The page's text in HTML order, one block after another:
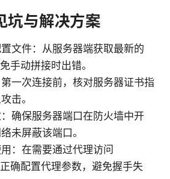
坑与解决方案
文件：从服务器端获取最新的
手动拼接时出错。
一次连接前，核对服务器证书指
击。
确保服务器端口在防火墙中开
未屏蔽该端口。
：在需要通过代理访问
确配置代理参数，避免握手失